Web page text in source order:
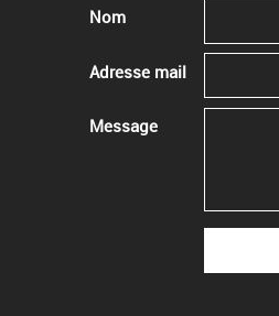
Nom
Adresse mail
Message